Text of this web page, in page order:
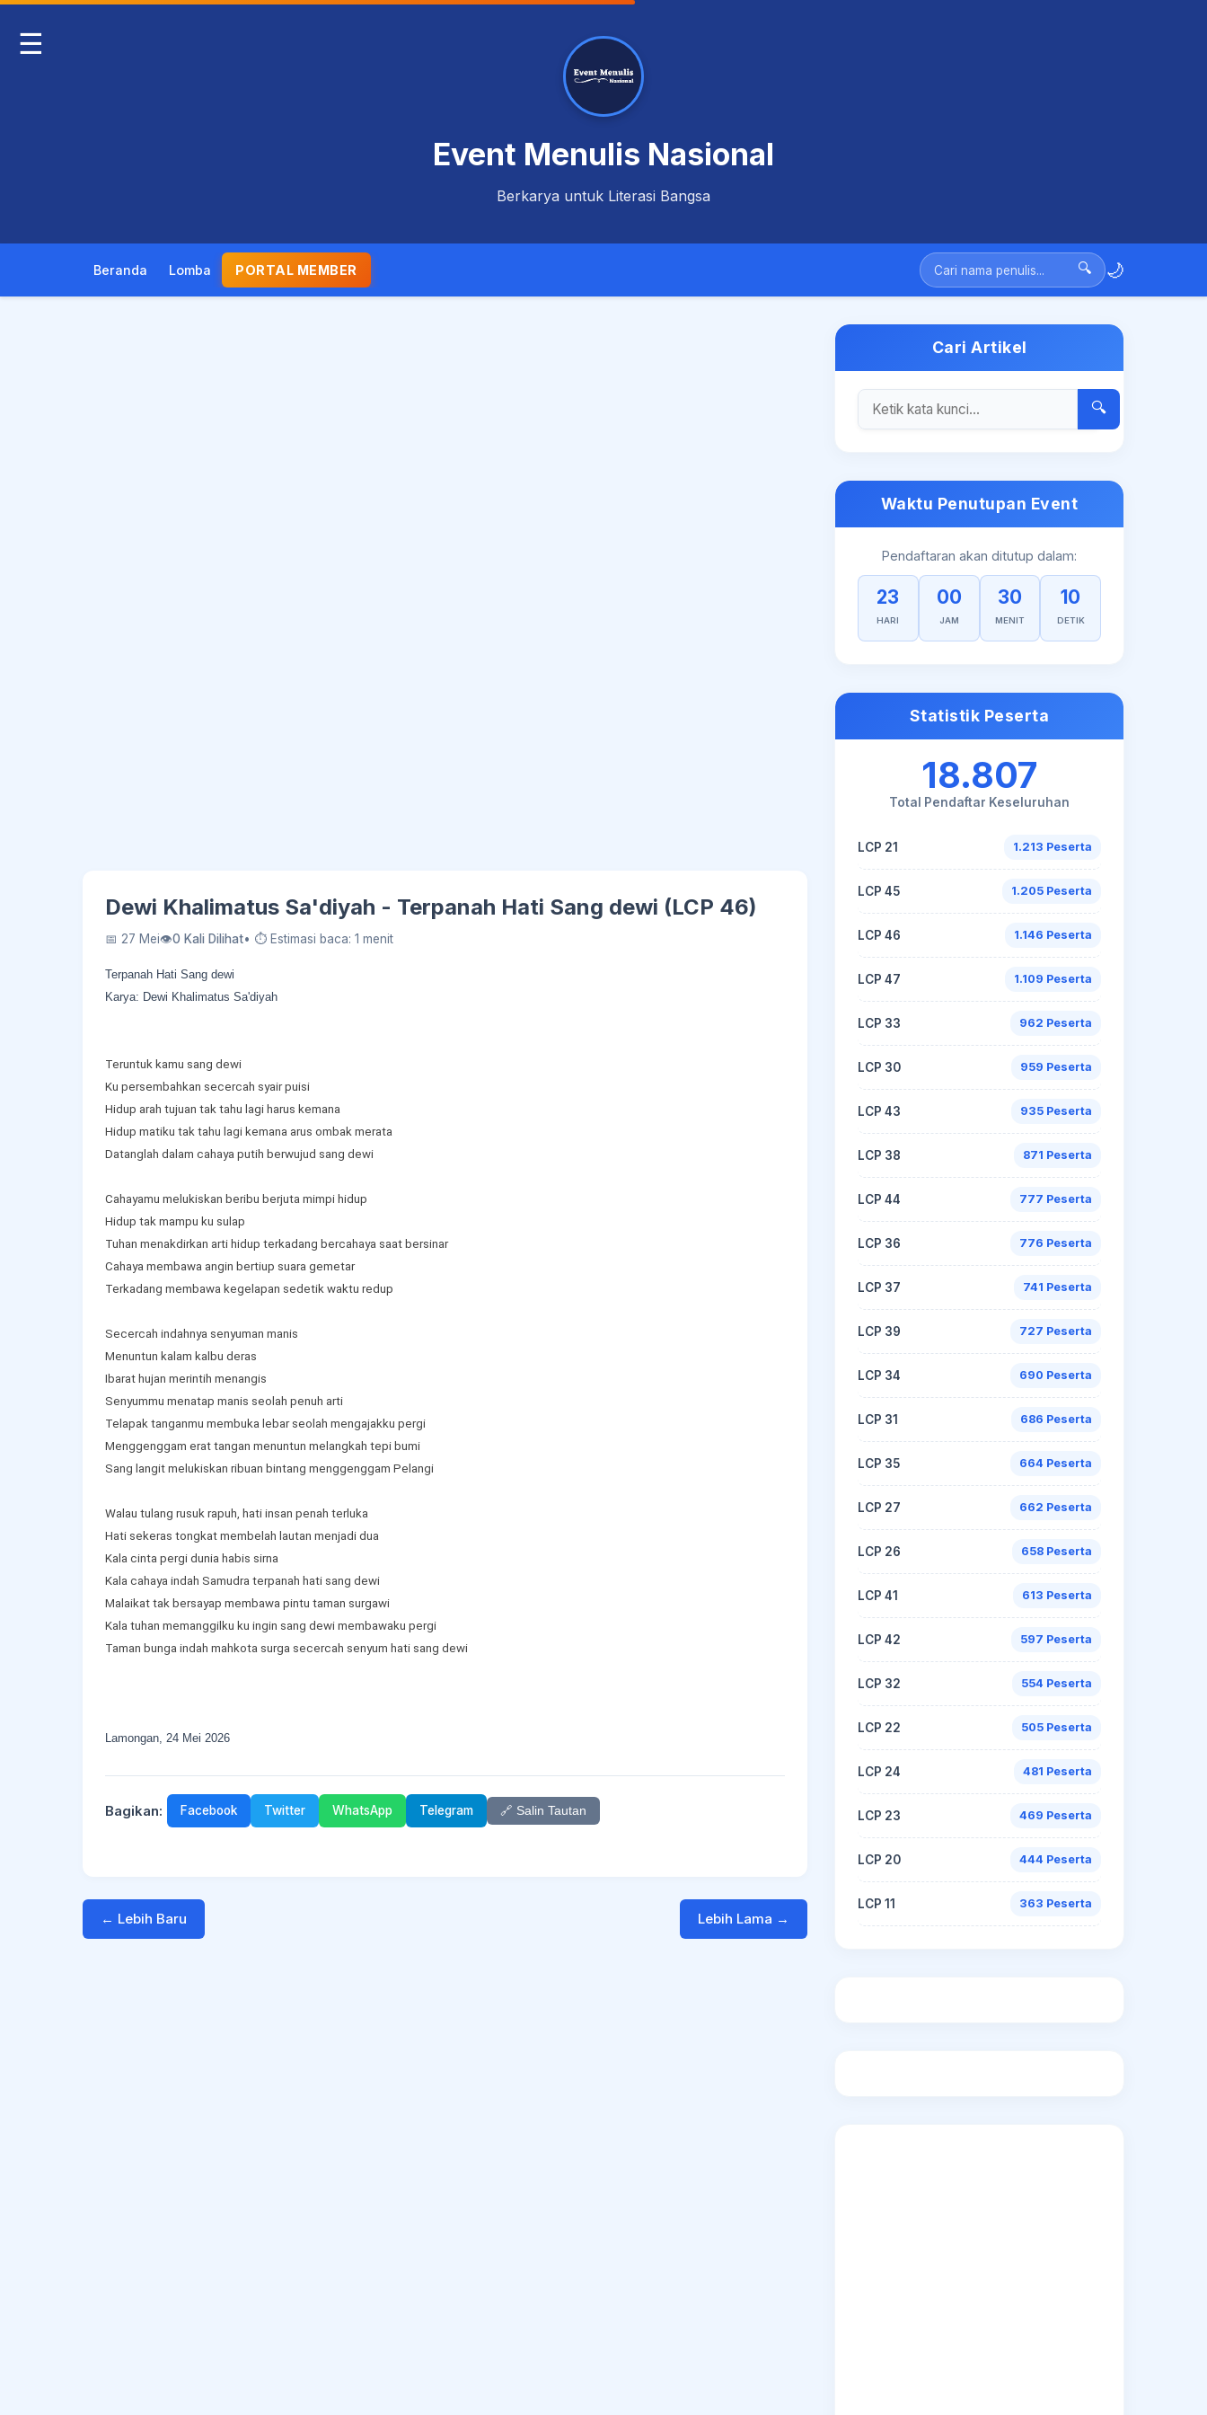
☰
Event Menulis Nasional
Berkarya untuk Literasi Bangsa
Beranda Lomba PORTAL MEMBER 🔍 🌙
Dewi Khalimatus Sa'diyah - Terpanah Hati Sang dewi (LCP 46)
📅 27 Mei👁0 Kali Dilihat• ⏱ Estimasi baca: 1 menit
Terpanah Hati Sang dewi
Karya: Dewi Khalimatus Sa'diyah
Teruntuk kamu sang dewi
Ku persembahkan secercah syair puisi
Hidup arah tujuan tak tahu lagi harus kemana
Hidup matiku tak tahu lagi kemana arus ombak merata
Datanglah dalam cahaya putih berwujud sang dewi
Cahayamu melukiskan beribu berjuta mimpi hidup
Hidup tak mampu ku sulap
Tuhan menakdirkan arti hidup terkadang bercahaya saat bersinar
Cahaya membawa angin bertiup suara gemetar
Terkadang membawa kegelapan sedetik waktu redup
Secercah indahnya senyuman manis
Menuntun kalam kalbu deras
Ibarat hujan merintih menangis
Senyummu menatap manis seolah penuh arti
Telapak tanganmu membuka lebar seolah mengajakku pergi
Menggenggam erat tangan menuntun melangkah tepi bumi
Sang langit melukiskan ribuan bintang menggenggam Pelangi
Walau tulang rusuk rapuh, hati insan penah terluka
Hati sekeras tongkat membelah lautan menjadi dua
Kala cinta pergi dunia habis sirna
Kala cahaya indah Samudra terpanah hati sang dewi
Malaikat tak bersayap membawa pintu taman surgawi
Kala tuhan memanggilku ku ingin sang dewi membawaku pergi
Taman bunga indah mahkota surga secercah senyum hati sang dewi
Lamongan, 24 Mei 2026
Bagikan: Facebook Twitter WhatsApp Telegram 🔗 Salin Tautan
← Lebih Baru Lebih Lama →
Cari Artikel
🔍
Waktu Penutupan Event
Pendaftaran akan ditutup dalam:
23
HARI
00
JAM
30
MENIT
09
DETIK
Statistik Peserta
18.807
Total Pendaftar Keseluruhan
LCP 21 1.213 Peserta
LCP 45 1.205 Peserta
LCP 46 1.146 Peserta
LCP 47 1.109 Peserta
LCP 33 962 Peserta
LCP 30 959 Peserta
LCP 43 935 Peserta
LCP 38 871 Peserta
LCP 44 777 Peserta
LCP 36 776 Peserta
LCP 37 741 Peserta
LCP 39 727 Peserta
LCP 34 690 Peserta
LCP 31 686 Peserta
LCP 35 664 Peserta
LCP 27 662 Peserta
LCP 26 658 Peserta
LCP 41 613 Peserta
LCP 42 597 Peserta
LCP 32 554 Peserta
LCP 22 505 Peserta
LCP 24 481 Peserta
LCP 23 469 Peserta
LCP 20 444 Peserta
LCP 11 363 Peserta